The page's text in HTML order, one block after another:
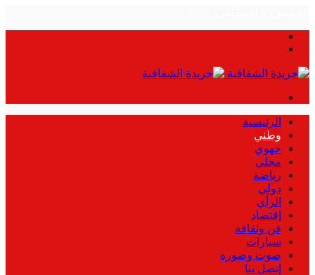
الرئيسية
وطني
جهوي
محلي
رياضة
دولي
الرأي
إقتصاد
فن وثقافة
سيارات
صوت وصورة
إتصل بنا